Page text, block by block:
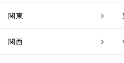
関東
関西